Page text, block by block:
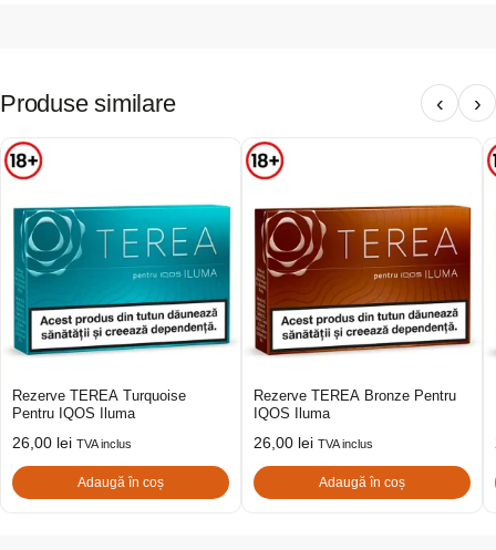
Produse similare ‹ ›
Rezerve TEREA Turquoise
Pentru IQOS Iluma
26,00 lei TVA inclus
Adaugă în coș
Rezerve TEREA Bronze Pentru
IQOS Iluma
26,00 lei TVA inclus
Adaugă în coș